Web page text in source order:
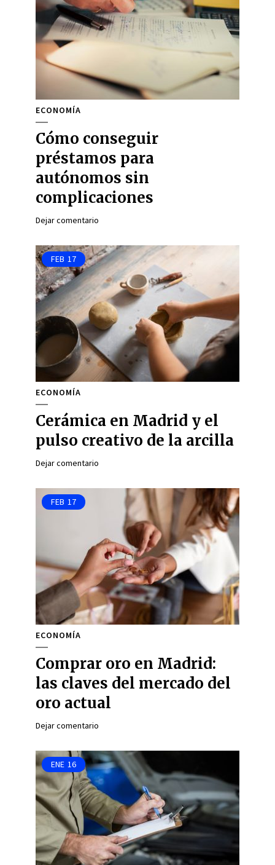
ECONOMÍA
Cómo conseguir
préstamos para
autónomos sin
complicaciones
Dejar comentario
FEB 17
ECONOMÍA
Cerámica en Madrid y el
pulso creativo de la arcilla
Dejar comentario
FEB 17
ECONOMÍA
Comprar oro en Madrid:
las claves del mercado del
oro actual
Dejar comentario
ENE 16